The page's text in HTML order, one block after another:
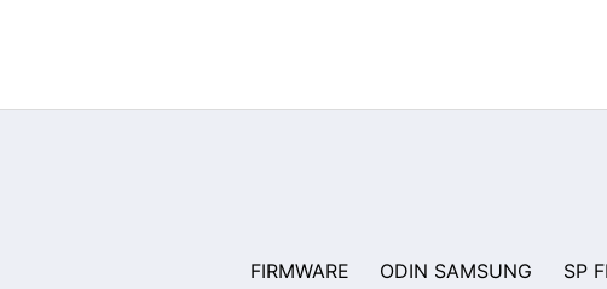
FIRMWARE ODIN SAMSUNG
SP